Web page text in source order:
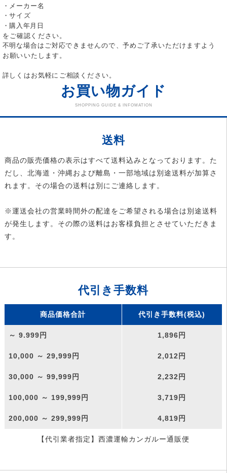
・メーカー名
・サイズ
・購入年月日
をご確認ください。
不明な場合はご対応できませんので、予めご了承いただけますよう
お願いいたします。
詳しくはお気軽にご相談ください。
お買い物ガイド
SHOPPING GUIDE & INFOMATION
送料
商品の販売価格の表示はすべて送料込みとなっております。た
だし、北海道・沖縄および離島・一部地域は別途送料が加算さ
れます。その場合の送料は別にご連絡します。
※運送会社の営業時間外の配達をご希望される場合は別途送料
が発生します。その際の送料はお客様負担とさせていただきま
す。
代引き手数料
商品価格合計 代引き手数料(税込)
～ 9.999円 1,896円
10,000 ～ 29,999円 2,012円
30,000 ～ 99,999円 2,232円
100,000 ～ 199,999円 3,719円
200,000 ～ 299,999円 4,819円
【代引業者指定】西濃運輸カンガルー通販便